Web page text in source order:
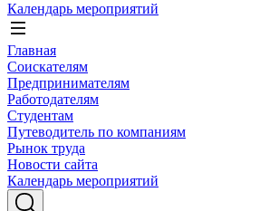
Календарь мероприятий
Главная
Соискателям
Предпринимателям
Работодателям
Студентам
Путеводитель по компаниям
Рынок труда
Новости сайта
Календарь мероприятий